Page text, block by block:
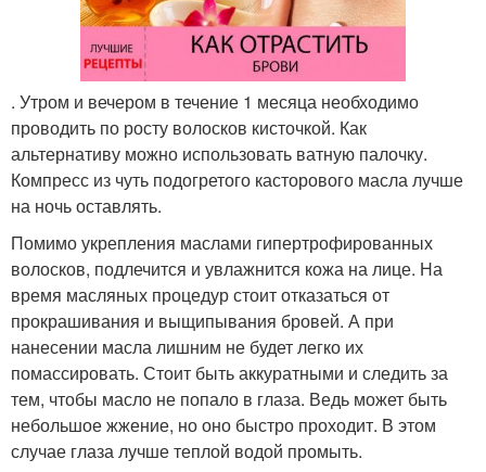
. Утром и вечером в течение 1 месяца необходимо
проводить по росту волосков кисточкой. Как
альтернативу можно использовать ватную палочку.
Компресс из чуть подогретого касторового масла лучше
на ночь оставлять.
Помимо укрепления маслами гипертрофированных
волосков, подлечится и увлажнится кожа на лице. На
время масляных процедур стоит отказаться от
прокрашивания и выщипывания бровей. А при
нанесении масла лишним не будет легко их
помассировать. Стоит быть аккуратными и следить за
тем, чтобы масло не попало в глаза. Ведь может быть
небольшое жжение, но оно быстро проходит. В этом
случае глаза лучше теплой водой промыть.